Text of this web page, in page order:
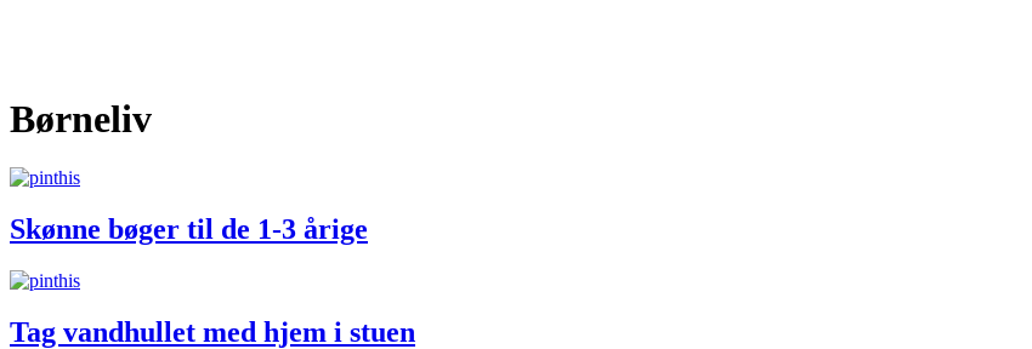
Børneliv
Skønne bøger til de 1-3 årige
Tag vandhullet med hjem i stuen